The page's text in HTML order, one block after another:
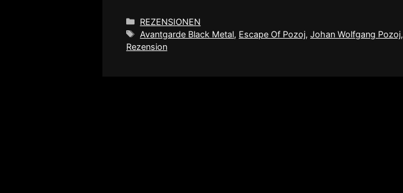
Kategorien
REZENSIONEN
Schlagwörter
Avantgarde Black Metal, Escape Of Pozoj,Johan Wolfgang Pozoj,
Rezension